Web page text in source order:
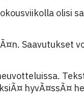
olisi
Saavutukset
hyvÃ¤ssÃ¤